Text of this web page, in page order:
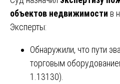
объектов недвижимости в
Эксперты:
Обнаружили, что пути
торговым
1.13130).